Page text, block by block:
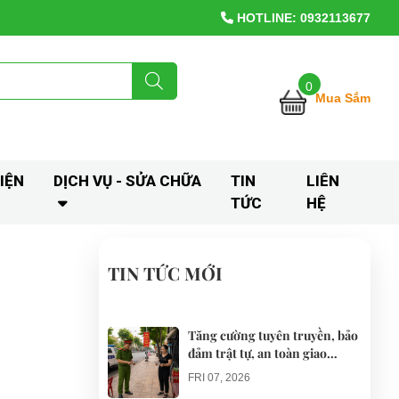
HOTLINE: 0932113677
0
Mua Sắm
DỊCH VỤ - SỬA CHỮA
TIN
TỨC
LIÊN
HỆ
TIN TỨC MỚI
Tăng cường tuyên truyền, bảo
đảm trật tự, an toàn giao
thông khi thí điểm xe điện 4
bánh phục vụ du lịch
FRI 07, 2026